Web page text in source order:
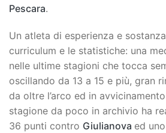
Pescara.
Un atleta di esperienza e
curriculum e le statistiche: una
nelle ultime stagioni che tocca
oscillando da 13 a 15 e più, gran
da oltre l’arco ed in
stagione da poco in archivio ha
36 punti contro Giulianova ed